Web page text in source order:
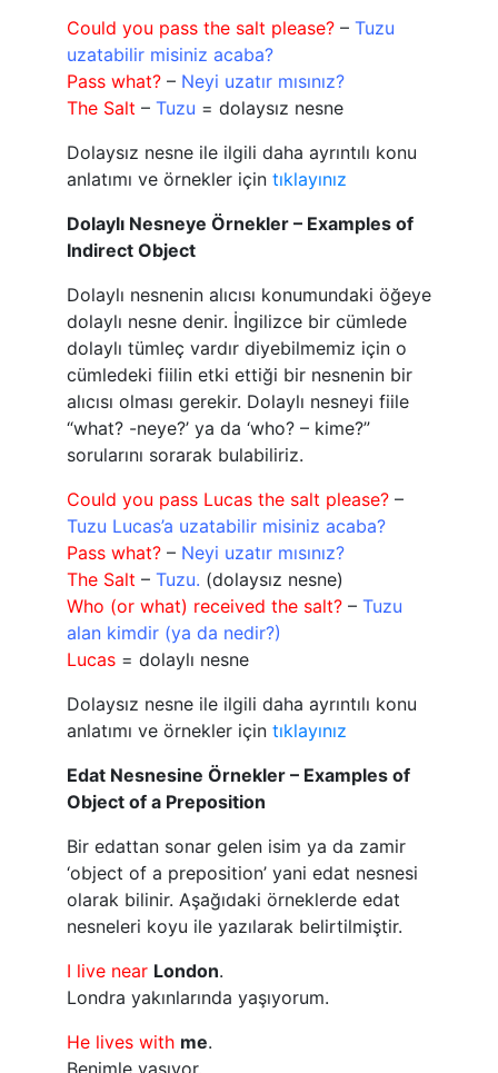
Could you pass the salt please? – Tuzu
uzatabilir misiniz acaba?
Pass what? – Neyi uzatır mısınız?
The Salt – Tuzu = dolaysız nesne
Dolaysız nesne ile ilgili daha ayrıntılı konu
anlatımı ve örnekler için tıklayınız
Dolaylı Nesneye Örnekler – Examples of
Indirect Object
Dolaylı nesnenin alıcısı konumundaki öğeye
dolaylı nesne denir. İngilizce bir cümlede
dolaylı tümleç vardır diyebilmemiz için o
cümledeki fiilin etki ettiği bir nesnenin bir
alıcısı olması gerekir. Dolaylı nesneyi fiile
“what? -neye?’ ya da ‘who? – kime?”
sorularını sorarak bulabiliriz.
Could you pass Lucas the salt please? –
Tuzu Lucas’a uzatabilir misiniz acaba?
Pass what? – Neyi uzatır mısınız?
The Salt – Tuzu. (dolaysız nesne)
Who (or what) received the salt? – Tuzu
alan kimdir (ya da nedir?)
Lucas = dolaylı nesne
Dolaysız nesne ile ilgili daha ayrıntılı konu
anlatımı ve örnekler için tıklayınız
Edat Nesnesine Örnekler – Examples of
Object of a Preposition
Bir edattan sonar gelen isim ya da zamir
‘object of a preposition’ yani edat nesnesi
olarak bilinir. Aşağıdaki örneklerde edat
nesneleri koyu ile yazılarak belirtilmiştir.
I live near London.
Londra yakınlarında yaşıyorum.
He lives with me.
Benimle yaşıyor.